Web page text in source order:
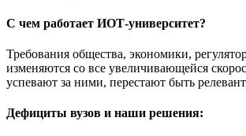
С чем работает ИОТ-университет?
Требования общества, экономики,
изменяются со все увеличивающейся
успевают за ними, перестают быть
Дефициты вузов и наши решения: